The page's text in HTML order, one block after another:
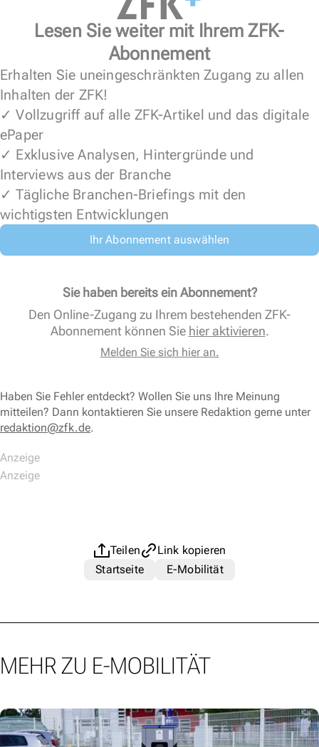
Lesen Sie weiter mit Ihrem ZFK-
Abonnement
Erhalten Sie uneingeschränkten Zugang zu allen
Inhalten der ZFK!
✓ Vollzugriff auf alle ZFK-Artikel und das digitale
ePaper
✓ Exklusive Analysen, Hintergründe und
Interviews aus der Branche
✓ Tägliche Branchen-Briefings mit den
wichtigsten Entwicklungen
Ihr Abonnement auswählen
Sie haben bereits ein Abonnement?
Den Online-Zugang zu Ihrem bestehenden ZFK-
Abonnement können Sie hier aktivieren.
Melden Sie sich hier an.
Haben Sie Fehler entdeckt? Wollen Sie uns Ihre Meinung
mitteilen? Dann kontaktieren Sie unsere Redaktion gerne unter
redaktion@zfk.de.
Teilen
Link kopieren
Startseite
E-Mobilität
MEHR ZU E-MOBILITÄT